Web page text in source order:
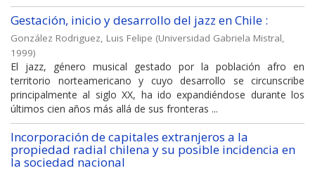
Gestación, inicio y desarrollo del jazz en Chile :
González Rodriguez, Luis Felipe (Universidad Gabriela Mistral,
1999)
El jazz, género musical gestado por la población afro en
territorio norteamericano y cuyo desarrollo se circunscribe
principalmente al siglo XX, ha ido expandiéndose durante los
últimos cien años más allá de sus fronteras ...
Incorporación de capitales extranjeros a la
propiedad radial chilena y su posible incidencia en
la sociedad nacional